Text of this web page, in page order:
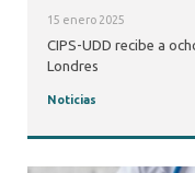
15 enero 2025
CIPS-UDD recibe a
Londres
Noticias